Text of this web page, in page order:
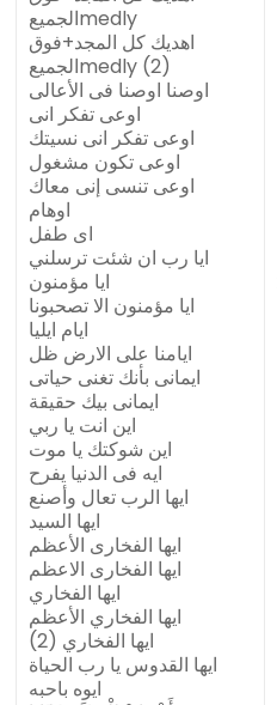
الجميعmedly
اهديك كل المجد+فوق
الجميعmedly (2)
اوصنا اوصنا فى الأعالى
اوعى تفكر انى
اوعى تفكر انى نسيتك
اوعى تكون مشغول
اوعى تنسى إنى معاك
اوهام
اى طفل
ايا رب ان شئت ترسلني
ايا مؤمنون
ايا مؤمنون الا تصحبونا
ايام ايليا
ايامنا على الارض ظل
ايمانى بأنك تغنى حياتى
ايمانى بيك حقيقة
اين انت يا ربي
اين شوكتك يا موت
ايه فى الدنيا يفرح
ايها الرب تعال وأصنع
ايها السيد
ايها الفخارى الأعظم
ايها الفخارى الاعظم
ايها الفخاري
ايها الفخاري الأعظم
ايها الفخاري (2)
ايها القدوس يا رب الحياة
ايوه باحبه